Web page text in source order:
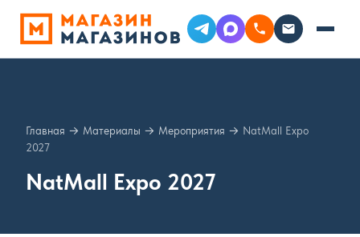
Главная → Материалы → Мероприятия → NatMall Expo
2027
NatMall Expo 2027